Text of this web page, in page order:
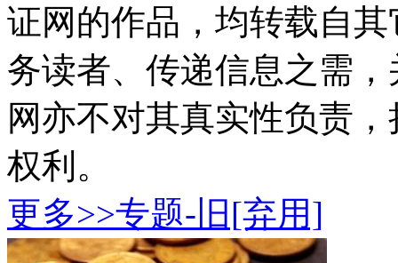
证网的作品，均转载自
务读者、传递信息之需
网亦不对其真实性负责
权利。
更多>>专题-旧[弃用]